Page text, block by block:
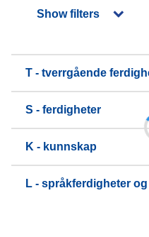
Show filters
T - tverrgående
S - ferdigheter
K - kunnskap
L - språkferdigheter